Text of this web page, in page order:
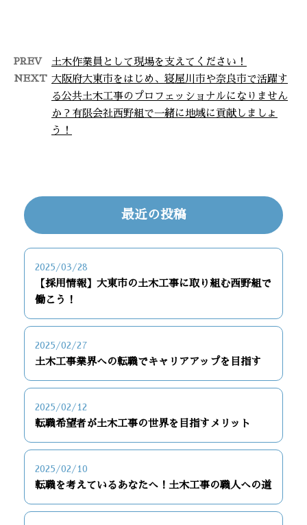
PREV 土木作業員として現場を支えてください！
NEXT 大阪府大東市をはじめ、寝屋川市や奈良市で活躍す
る公共土木工事のプロフェッショナルになりません
か？有限会社西野組で一緒に地域に貢献しましょ
う！
最近の投稿
2025/03/28
【採用情報】大東市の土木工事に取り組む西野組で
働こう！
2025/02/27
土木工事業界への転職でキャリアアップを目指す
2025/02/12
転職希望者が土木工事の世界を目指すメリット
2025/02/10
転職を考えているあなたへ！土木工事の職人への道